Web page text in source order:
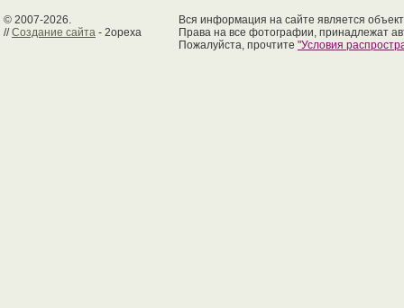
© 2007-2026.
//Создание сайта - 2opexa
Вся информация на сайте является
Права на все фотографии, принадлежат
Пожалуйста, прочтите "Условия